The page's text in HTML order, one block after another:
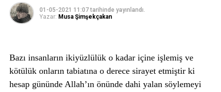
01-05-2021 11:07tarihinde yayınlandı.
Yazar: Musa Şimşekçakan
Bazı insanların ikiyüzlülük o kadar içine işlemiş ve
kötülük onların tabiatına o derece sirayet etmiştir ki
hesap gününde Allah’ın önünde dahi yalan söylemeyi